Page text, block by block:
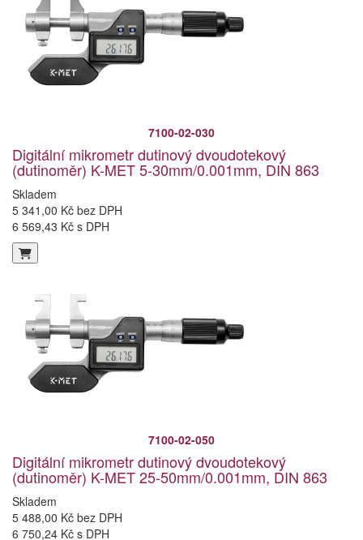
7100-02-030
Digitální mikrometr dutinový dvoudotekový
(dutinoměr) K-MET 5-30mm/0.001mm, DIN 863
Skladem
5 341,00 Kč bez DPH
6 569,43 Kč s DPH
7100-02-050
Digitální mikrometr dutinový dvoudotekový
(dutinoměr) K-MET 25-50mm/0.001mm, DIN 863
Skladem
5 488,00 Kč bez DPH
6 750,24 Kč s DPH